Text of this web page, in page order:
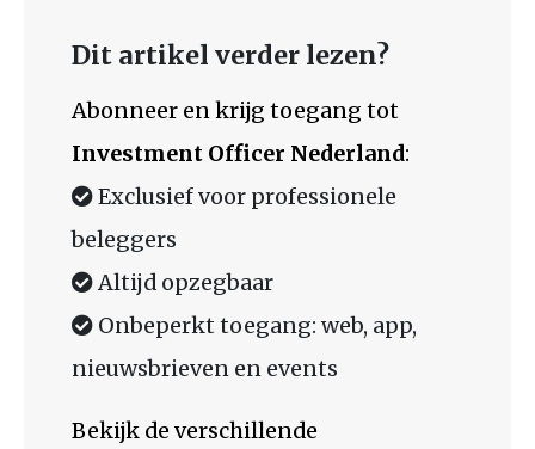
Dit artikel verder lezen?
Abonneer en krijg toegang tot
Investment Officer Nederland:
Exclusief voor professionele
beleggers
Altijd opzegbaar
Onbeperkt toegang: web, app,
nieuwsbrieven en events
Bekijk de verschillende